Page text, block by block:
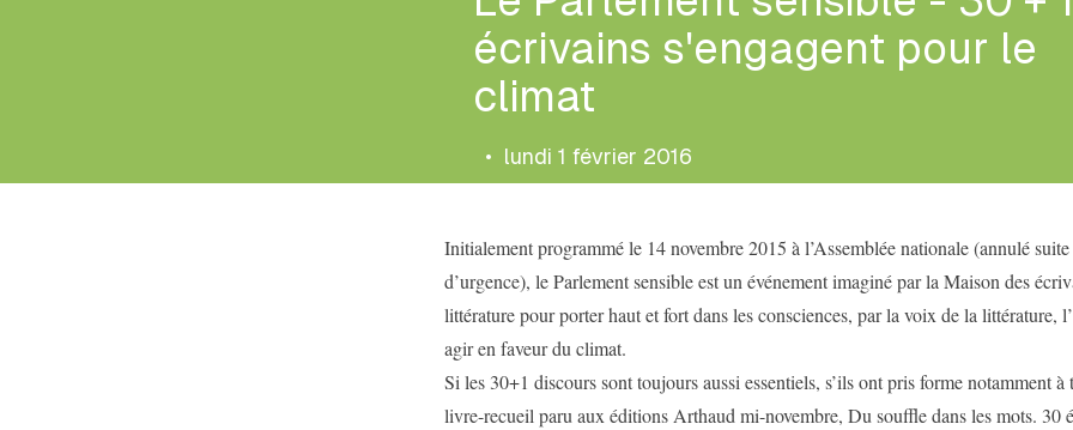
écrivains s'engagent pour le
climat
• lundi 1 février 2016
Initialement programmé le 14 novembre 2015 à l’Assemblée nationale (annulé suite
d’urgence), le Parlement sensible est un événement imaginé par la Maison des
littérature pour porter haut et fort dans les consciences, par la voix de la littérature,
agir en faveur du climat.
Si les 30+1 discours sont toujours aussi essentiels, s’ils ont pris forme notamment à
livre-recueil paru aux éditions Arthaud mi-novembre, Du souffle dans les mots. 30